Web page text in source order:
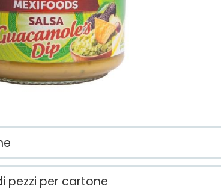
pezzi per cartone